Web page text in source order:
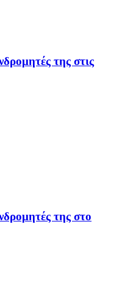
της στις
της στο